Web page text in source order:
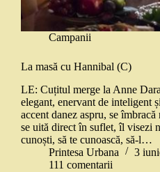
Campanii
La masă cu Hannibal (C)
LE: Cuțitul merge la Anne
elegant, enervant de inteligent
accent danez aspru, se
se uită direct în suflet, îl visezi
cunoști, să te cunoască, să-l…
Printesa Urbana
3
111 comentarii